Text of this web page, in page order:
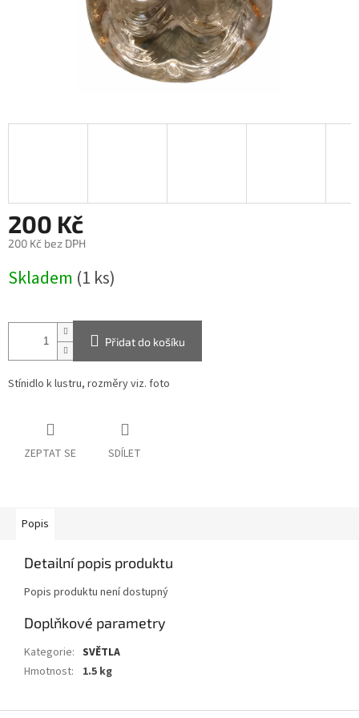
200 Kč
200 Kč bez DPH
cena:
Skladem (1 ks)
Přidat do košíku
Stínidlo k lustru, rozměry viz. foto
ZEPTAT SE SDÍLET
Popis
Detailní popis produktu
Popis produktu není dostupný
Doplňkové parametry
Kategorie: SVĚTLA
Hmotnost: 1.5 kg